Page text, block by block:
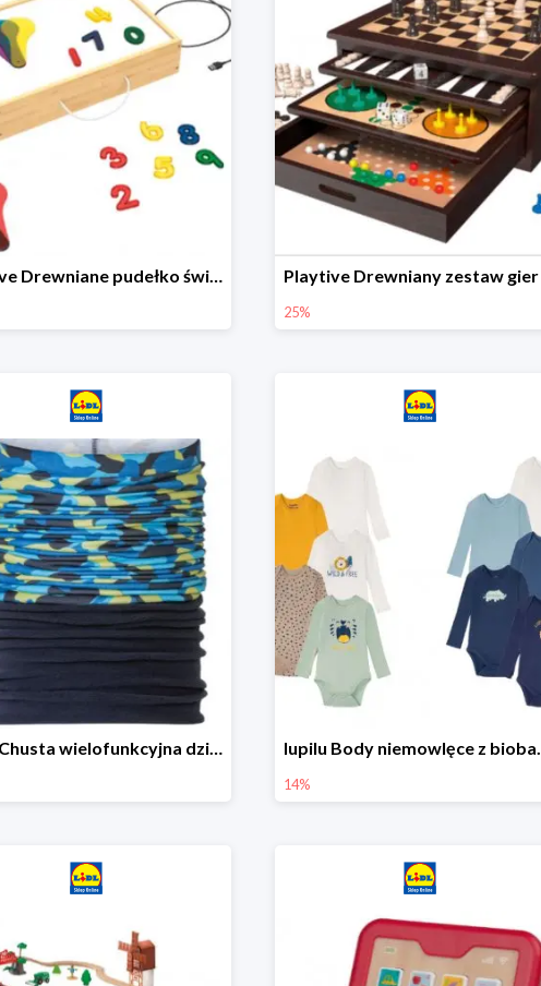
Playtive Drewniane pudełko świetlne MONTESSORI
25%
lupilu Chusta wielofunkcyjna dziecięca
14%